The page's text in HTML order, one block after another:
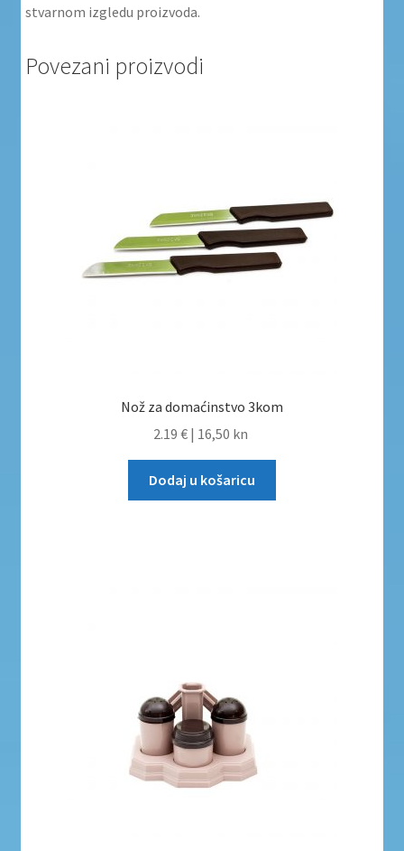
stvarnom izgledu proizvoda.
Povezani proizvodi
Nož za domaćinstvo 3kom
2.19 € | 16,50 kn
Dodaj u košaricu